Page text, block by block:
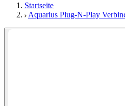
Startseite
Aquarius Plug-N-Play